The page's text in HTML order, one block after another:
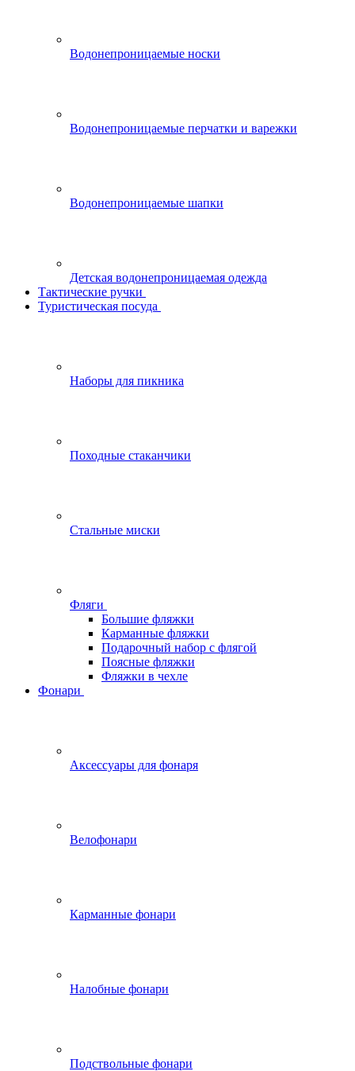
Водонепроницаемые носки
Водонепроницаемые перчатки и варежки
Водонепроницаемые шапки
Детская водонепроницаемая одежда
Тактические ручки
Туристическая посуда
Наборы для пикника
Походные стаканчики
Стальные миски
Фляги
Большие фляжки
Карманные фляжки
Подарочный набор с флягой
Поясные фляжки
Фляжки в чехле
Фонари
Аксессуары для фонаря
Велофонари
Карманные фонари
Налобные фонари
Подствольные фонари